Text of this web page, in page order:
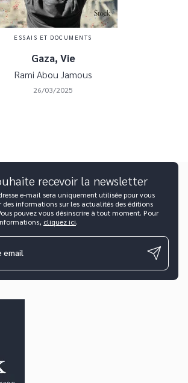
ESSAIS ET DOCUMENTS
Gaza, Vie
Rami Abou Jamous
26/03/2025
recevoir la newsletter
e-mail sera uniquement utilisée pour vous
des informations sur les actualités des éditions
pouvez vous désinscrire à tout moment. Pour
cliquez ici.